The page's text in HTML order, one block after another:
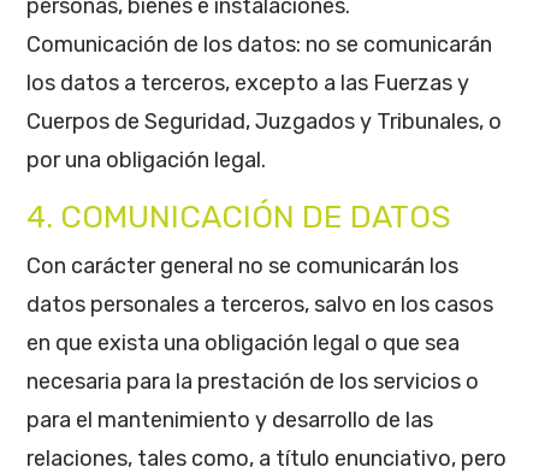
personas, bienes e instalaciones.
Comunicación de los datos: no se comunicarán
los datos a terceros, excepto a las Fuerzas y
Cuerpos de Seguridad, Juzgados y Tribunales, o
por una obligación legal.
4. COMUNICACIÓN DE DATOS
Con carácter general no se comunicarán los
datos personales a terceros, salvo en los casos
en que exista una obligación legal o que sea
necesaria para la prestación de los servicios o
para el mantenimiento y desarrollo de las
relaciones, tales como, a título enunciativo, pero